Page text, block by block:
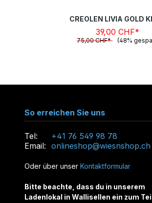
CREOLEN LIVIA GOLD
39,00 CHF*
75,00 CHF* (48%
So erreichen Sie uns
Tel:
+41 76 549 98 78
Email: onlineshop@wiesnshop.ch
Oder über unser Kontaktformular
Bitte beachte, dass du in unserem
Ladenlokal in Wallisellen ein zum